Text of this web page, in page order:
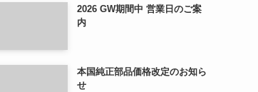
2026 GW期間中 営業日のご案
内
本国純正部品価格改定のお知ら
せ